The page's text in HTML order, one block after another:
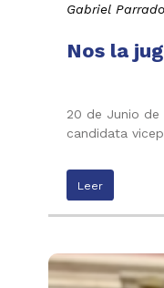
Gabriel Parrado
Nos la
20 de Junio de
candidata
Leer